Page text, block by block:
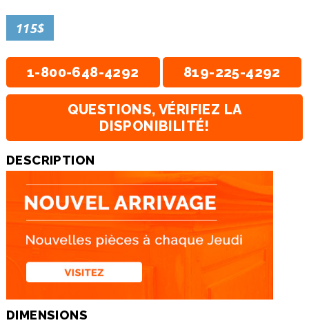
115$
1-800-648-4292 819-225-4292
QUESTIONS, VÉRIFIEZ LA
DISPONIBILITÉ!
DESCRIPTION
DIMENSIONS